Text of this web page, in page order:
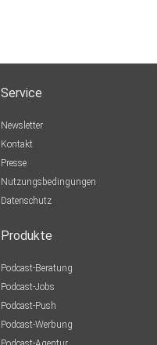
Service
Newsletter
Kontakt
Presse
Nutzungsbedingungen
Datenschutz
Produkte
Podcast-Beratung
Podcast-Jobs
Podcast-Push
Podcast-Werbung